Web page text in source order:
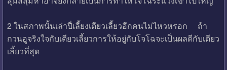
2 ในสภาพนั้นเล่าปี่เลี้ยงเตียวเลี้ยวอีกคนไม่ไหวหรอก ถ้า
กวนอูจริงใจกับเตียวเลี้ยวการให้อยู่กับโจโฉจะเป็นผลดีกับเตียว
เลี้ยวที่สุด